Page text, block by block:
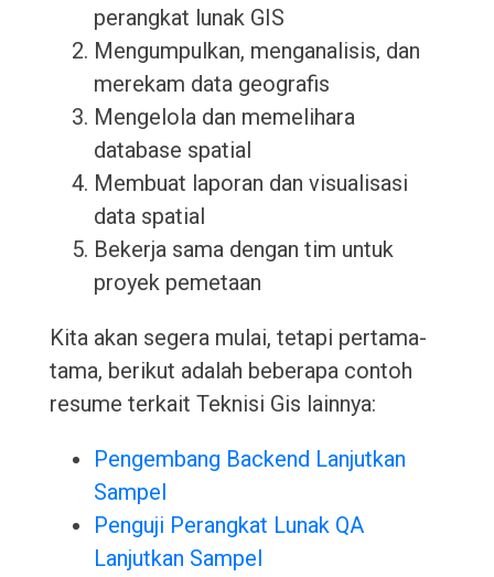
perangkat lunak GIS
Mengumpulkan, menganalisis, dan
merekam data geografis
Mengelola dan memelihara
database spatial
Membuat laporan dan visualisasi
data spatial
Bekerja sama dengan tim untuk
proyek pemetaan
Kita akan segera mulai, tetapi pertama-
tama, berikut adalah beberapa contoh
resume terkait Teknisi Gis lainnya:
Pengembang Backend Lanjutkan
Sampel
Penguji Perangkat Lunak QA
Lanjutkan Sampel